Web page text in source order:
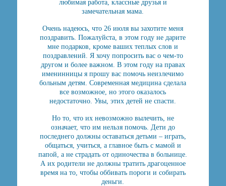
любимая работа, классные друзья и
замечательная мама.
Очень надеюсь, что 26 июля вы захотите меня
поздравить. Пожалуйста, в этом году не дарите
мне подарков, кроме ваших теплых слов и
поздравлений. Я хочу попросить вас о чем-то
другом и более важном. В этом году на правах
именинницы я прошу вас помочь неизлечимо
больным детям. Современная медицина сделала
все возможное, но этого оказалось
недостаточно. Увы, этих детей не спасти.
Но то, что их невозможно вылечить, не
означает, что им нельзя помочь. Дети до
последнего должны оставаться детьми – играть,
общаться, учиться, а главное быть с мамой и
папой, а не страдать от одиночества в больнице.
А их родители не должны тратить драгоценное
время на то, чтобы оббивать пороги и собирать
деньги.